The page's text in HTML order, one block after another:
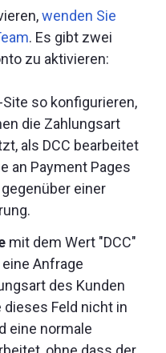
wenden Sie
. Es gibt zwei
zu aktivieren:
so konfigurieren,
die Zahlungsart
als DCC bearbeitet
an Payment Pages
einer
mit dem Wert "DCC"
Anfrage
des Kunden
Feld nicht in
eine normale